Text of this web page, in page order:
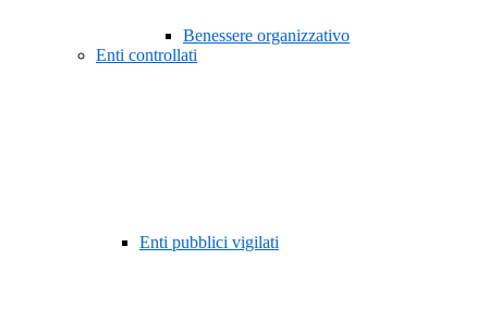
Benessere organizzativo
Enti controllati
Enti pubblici vigilati